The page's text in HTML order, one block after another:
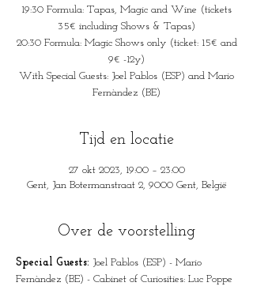
19:30 Formula: Tapas, Magic and Wine (tickets
35€ including Shows & Tapas)
20:30 Formula: Magic Shows only (ticket: 15€ and
9€ -12y)
With Special Guests: Joel Pablos (ESP) and Mario
Fernàndez (BE)
Tijd en locatie
27 okt 2023, 19:00 – 23:00
Gent, Jan Botermanstraat 2, 9000 Gent, België
Over de voorstelling
Special Guests: Joel Pablos (ESP) - Mario
Fernàndez (BE) - Cabinet of Curiosities: Luc Poppe